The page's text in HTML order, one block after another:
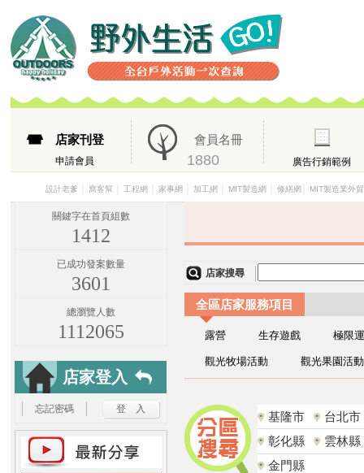
店家刊登
申請會員
會員名冊
1880 廣告行銷範例
設計老爹 窩客幫 工程網 家事網 加工網 MIT製造網 修繕網 MIT製造業外
關鍵字在首頁組數
1412
已成功發案數量
3601
總瀏覽人數
1112065
店家登入
忘記密碼
店家搜尋
全區店家服務項目
露營 生存遊戲 極限
觀光牧場活動 觀光果園活動
基隆市
台北市
彰化縣
雲林縣
金門縣